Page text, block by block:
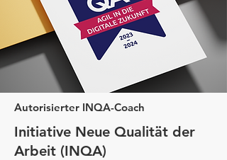
Autorisierter INQA-Coach
Initiative Neue Qualität der
Arbeit (INQA)